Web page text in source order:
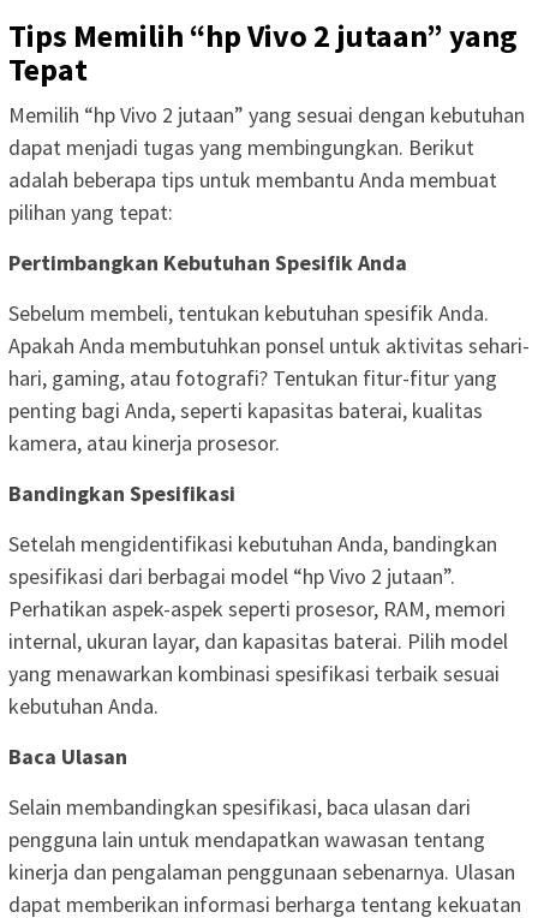
Tips Memilih “hp Vivo 2 jutaan” yang
Tepat
Memilih “hp Vivo 2 jutaan” yang sesuai dengan kebutuhan
dapat menjadi tugas yang membingungkan. Berikut
adalah beberapa tips untuk membantu Anda membuat
pilihan yang tepat:
Pertimbangkan Kebutuhan Spesifik Anda
Sebelum membeli, tentukan kebutuhan spesifik Anda.
Apakah Anda membutuhkan ponsel untuk aktivitas sehari-
hari, gaming, atau fotografi? Tentukan fitur-fitur yang
penting bagi Anda, seperti kapasitas baterai, kualitas
kamera, atau kinerja prosesor.
Bandingkan Spesifikasi
Setelah mengidentifikasi kebutuhan Anda, bandingkan
spesifikasi dari berbagai model “hp Vivo 2 jutaan”.
Perhatikan aspek-aspek seperti prosesor, RAM, memori
internal, ukuran layar, dan kapasitas baterai. Pilih model
yang menawarkan kombinasi spesifikasi terbaik sesuai
kebutuhan Anda.
Baca Ulasan
Selain membandingkan spesifikasi, baca ulasan dari
pengguna lain untuk mendapatkan wawasan tentang
kinerja dan pengalaman penggunaan sebenarnya. Ulasan
dapat memberikan informasi berharga tentang kekuatan